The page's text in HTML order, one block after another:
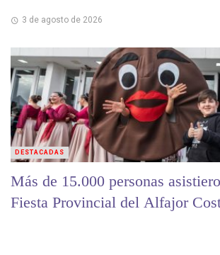
3 de agosto de 2026
Más de 15.000 personas
Fiesta Provincial del Alfajor
DESTACADAS